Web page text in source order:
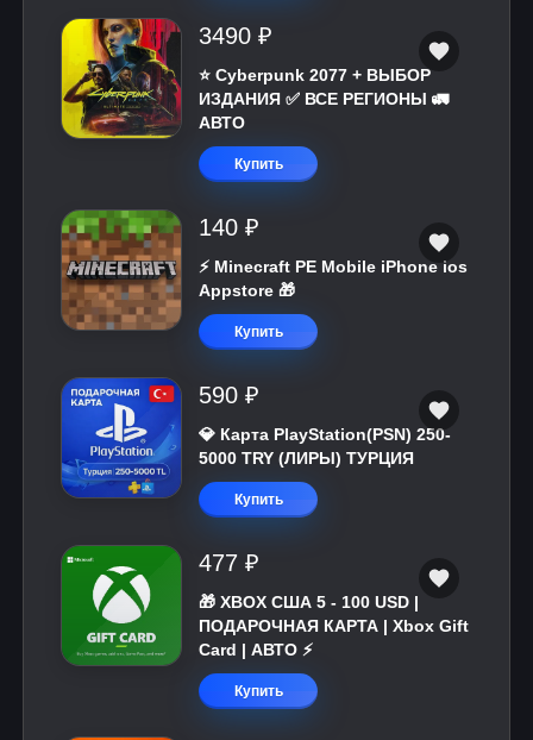
3490 ₽
⭐ Cyberpunk 2077 + ВЫБОР
ИЗДАНИЯ ✅ ВСЕ РЕГИОНЫ 🚛
АВТО
Купить
140 ₽
⚡️ Minecraft PE Mobile iPhone ios
Appstore 🎁
Купить
590 ₽
💎 Карта PlayStation(PSN) 250-
5000 TRY (ЛИРЫ) ТУРЦИЯ
Купить
477 ₽
🎁 XBOX США 5 - 100 USD |
ПОДАРОЧНАЯ КАРТА | Xbox Gift
Card | АВТО ⚡
Купить